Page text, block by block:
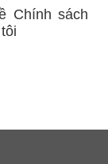
Chính sách